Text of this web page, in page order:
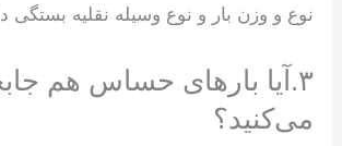
نوع و وزن بار و نوع وسیله نقلیه بستگی
۳.آیا بارهای حساس هم
می‌کنید؟